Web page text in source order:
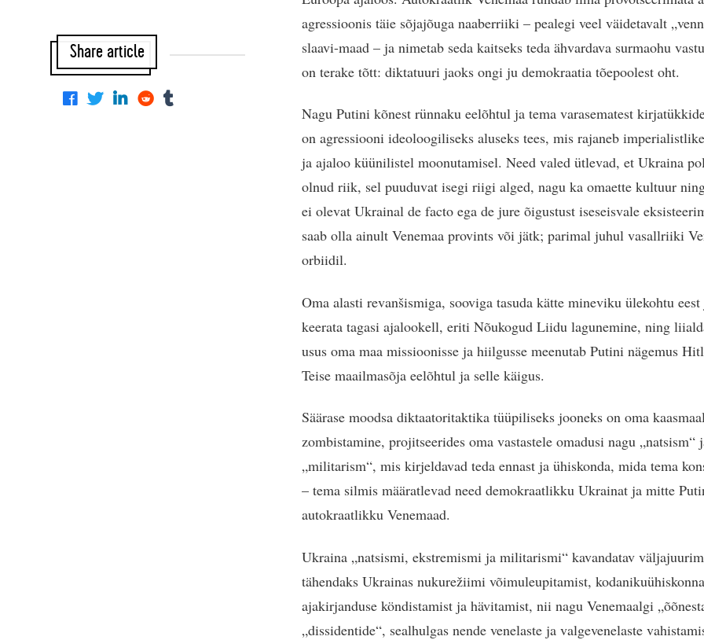
agressioonis täie sõjajõuga naaberriiki – pealegi veel väidetavalt
slaavi-maad – ja nimetab seda kaitseks teda ähvardava surmaohu
on terake tõtt: diktatuuri jaoks ongi ju demokraatia tõepoolest oht.
Nagu Putini kõnest rünnaku eelõhtul ja tema varasematest
on agressiooni ideoloogiliseks aluseks tees, mis rajaneb
ja ajaloo küünilistel moonutamisel. Need valed ütlevad, et Ukraina
olnud riik, sel puuduvat isegi riigi alged, nagu ka omaette kultuur
ei olevat Ukrainal de facto ega de jure õigustust iseseisvale
saab olla ainult Venemaa provints või jätk; parimal juhul vasallriiki
orbiidil.
Oma alasti revanšismiga, sooviga tasuda kätte mineviku ülekohtu
keerata tagasi ajalookell, eriti Nõukogud Liidu lagunemine, ning
usus oma maa missioonisse ja hiilgusse meenutab Putini nägemus
Teise maailmasõja eelõhtul ja selle käigus.
Säärase moodsa diktaatoritaktika tüüpiliseks jooneks on oma
zombistamine, projitseerides oma vastastele omadusi nagu „natsism“
„militarism“, mis kirjeldavad teda ennast ja ühiskonda, mida tema
– tema silmis määratlevad need demokraatlikku Ukrainat ja mitte
autokraatlikku Venemaad.
Ukraina „natsismi, ekstremismi ja militarismi“ kavandatav
tähendaks Ukrainas nukurežiimi võimuleupitamist,
ajakirjanduse köndistamist ja hävitamist, nii nagu Venemaalgi
„dissidentide“, sealhulgas nende venelaste ja valgevenelaste
Share article